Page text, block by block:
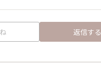
返信する